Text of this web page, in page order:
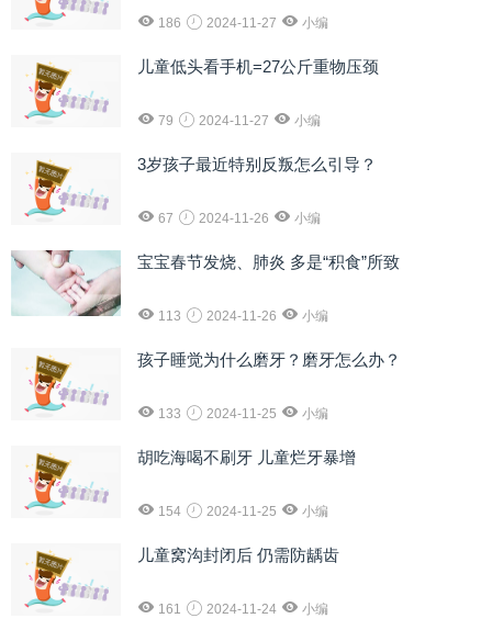
186 2024-11-27 小编
儿童低头看手机=27公斤重物压颈
79 2024-11-27 小编
3岁孩子最近特别反叛怎么引导？
67 2024-11-26 小编
宝宝春节发烧、肺炎 多是“积食”所致
113 2024-11-26 小编
孩子睡觉为什么磨牙？磨牙怎么办？
133 2024-11-25 小编
胡吃海喝不刷牙 儿童烂牙暴增
154 2024-11-25 小编
儿童窝沟封闭后 仍需防龋齿
161 2024-11-24 小编